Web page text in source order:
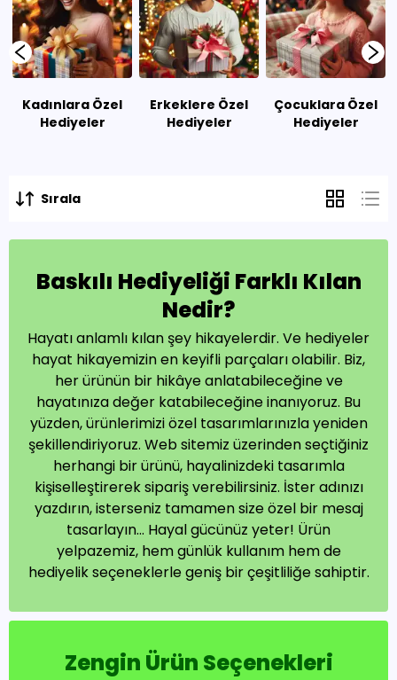
Kadınlara Özel
Hediyeler
Erkeklere Özel
Hediyeler
Çocuklara Özel
Hediyeler
Sırala
Baskılı Hediyeliği Farklı Kılan
Nedir?
Hayatı anlamlı kılan şey hikayelerdir. Ve hediyeler
hayat hikayemizin en keyifli parçaları olabilir. Biz,
her ürünün bir hikâye anlatabileceğine ve
hayatınıza değer katabileceğine inanıyoruz. Bu
yüzden, ürünlerimizi özel tasarımlarınızla yeniden
şekillendiriyoruz. Web sitemiz üzerinden seçtiğiniz
herhangi bir ürünü, hayalinizdeki tasarımla
kişiselleştirerek sipariş verebilirsiniz. İster adınızı
yazdırın, isterseniz tamamen size özel bir mesaj
tasarlayın… Hayal gücünüz yeter! Ürün
yelpazemiz, hem günlük kullanım hem de
hediyelik seçeneklerle geniş bir çeşitliliğe sahiptir.
Zengin Ürün Seçenekleri